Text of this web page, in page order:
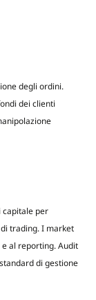
degli ordini.
dei clienti
capitale per
trading. I market
al reporting. Audit
di gestione